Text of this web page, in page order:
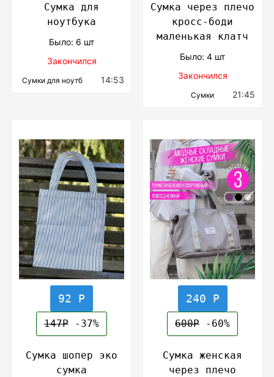
Сумка для
ноутбука
Было: 6 шт
Закончился
Сумки для ноутб 14:53
Сумка через плечо
кросс-боди
маленькая клатч
Было: 4 шт
Закончился
Сумки 21:45
92 Р
147Р -37%
Сумка шопер эко
сумка
240 Р
600Р -60%
Сумка женская
через плечо